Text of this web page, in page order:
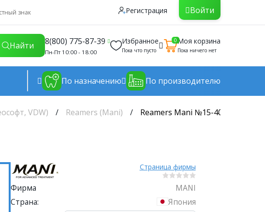
знак Регистрация Войти
Найти 8(800) 775-87-39
Пн-Пт 10:00 - 18:00
Избранное
Пока что пусто
0Моя корзина
Пока ничего нет
По назначению По производителю
VDW) Reamers (Mani) Reamers Mani №15-40 (21 мм)
Страница фирмы
Фирма
MANI
Страна:
Япония